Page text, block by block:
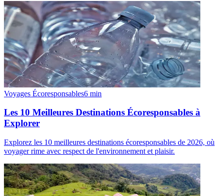
Voyages Écoresponsables6 min
Les 10 Meilleures Destinations Écoresponsables à
Explorer
Explorez les 10 meilleures destinations écoresponsables de 2026, où
voyager rime avec respect de l'environnement et plaisir.